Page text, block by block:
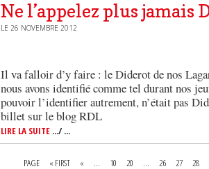
Ne l’appelez plus jamais
LE 26 NOVEMBRE 2012
Il va falloir d’y faire : le Diderot de nos
nous avons identifié comme tel durant nos
pouvoir l’identifier autrement, n’était pas
billet sur le blog RDL
LIRE LA SUITE .../ ...
PAGE « FIRST « ... 10 20 ... 26 27 28